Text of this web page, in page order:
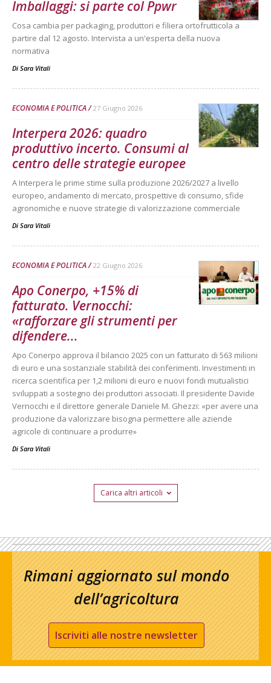
Imballaggi: si parte col Ppwr
Cosa cambia per packaging, produttori e filiera ortofrutticola a
partire dal 12 agosto. Intervista a un'esperta della nuova
normativa
Di Sara Vitali
ECONOMIA E POLITICA 27 Giugno 2026
Interpera 2026: quadro
produttivo incerto. Consumi al
centro delle strategie europee
A Interpera le prime stime sulla produzione 2026/2027 a livello
europeo, andamento di mercato, prospettive di consumo, sfide
agronomiche e nuove strategie di valorizzazione commerciale
Di Sara Vitali
ECONOMIA E POLITICA 22 Giugno 2026
Apo Conerpo, +15% di
fatturato. Vernocchi:
«rafforzare gli strumenti per
difendere...
Apo Conerpo approva il bilancio 2025 con un fatturato di 563 milioni
di euro e una sostanziale stabilità dei conferimenti. Investimenti in
ricerca scientifica per 1,2 milioni di euro e nuovi fondi mutualistici
sviluppati a sostegno dei produttori associati. Il presidente Davide
Vernocchi e il direttore generale Daniele M. Ghezzi: «per avere una
produzione da valorizzare bisogna permettere alle aziende
agricole di continuare a produrre»
Di Sara Vitali
Carica altri articoli
Rimani aggiornato sul mondo
dell’agricoltura
Iscriviti alle nostre newsletter